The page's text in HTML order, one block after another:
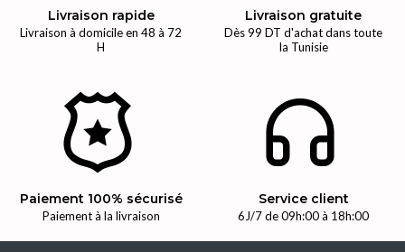
Livraison rapide
Livraison à domicile en 48 à 72
H
Livraison gratuite
Dès 99 DT d'achat dans toute
la Tunisie
Paiement 100% sécurisé
Paiement à la livraison
Service client
6J/7 de 09h:00 à 18h:00